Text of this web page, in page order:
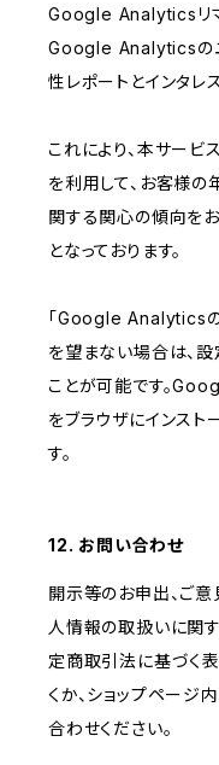
Google Analyticsリ
Google Analyticsの
性レポートとインタレ
これにより、本サー
を利用して、お客様の
関する関心の傾向を
となっております。
「Google Analytics
を望まない場合は、設
ことが可能です。
をブラウザにインスト
す。
12. お問い合わせ
開示等のお申出、ご
人情報の取扱いに関
定商取引法に基づく
くか、ショップページ
合わせください。